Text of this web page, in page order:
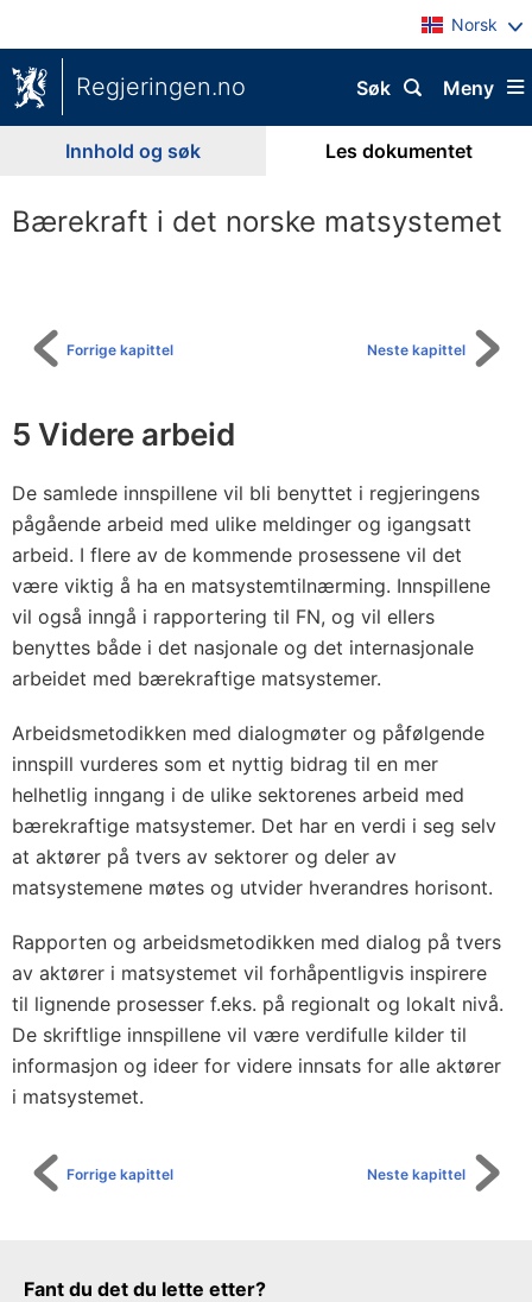
Norsk
Regjeringen.no Meny
Søk
Innhold og søk Les dokumentet
Bærekraft i det norske matsystemet
Neste kapittel
Forrige kapittel
5 Videre arbeid
De samlede innspillene vil bli benyttet i regjeringens
pågående arbeid med ulike meldinger og igangsatt
arbeid. I flere av de kommende prosessene vil det
være viktig å ha en matsystemtilnærming. Innspillene
vil også inngå i rapportering til FN, og vil ellers
benyttes både i det nasjonale og det internasjonale
arbeidet med bærekraftige matsystemer.
Arbeidsmetodikken med dialogmøter og påfølgende
innspill vurderes som et nyttig bidrag til en mer
helhetlig inngang i de ulike sektorenes arbeid med
bærekraftige matsystemer. Det har en verdi i seg selv
at aktører på tvers av sektorer og deler av
matsystemene møtes og utvider hverandres horisont.
Rapporten og arbeidsmetodikken med dialog på tvers
av aktører i matsystemet vil forhåpentligvis inspirere
til lignende prosesser f.eks. på regionalt og lokalt nivå.
De skriftlige innspillene vil være verdifulle kilder til
informasjon og ideer for videre innsats for alle aktører
i matsystemet.
Neste kapittel
Forrige kapittel
Tilbakemeldingsskjema
Fant du det du lette etter?